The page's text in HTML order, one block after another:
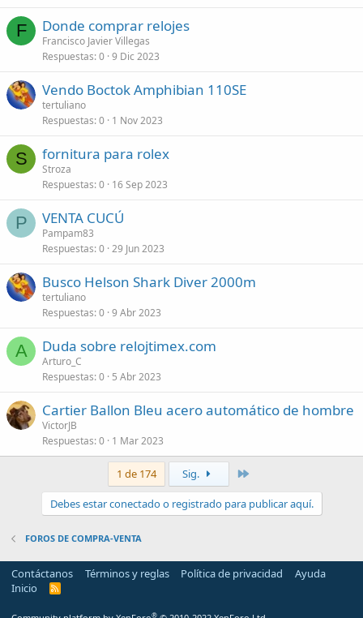
F Donde comprar relojes
Francisco Javier Villegas
Respuestas 0 9 Dic 2023
Vendo Boctok Amphibian 110SE
tertuliano
Respuestas 0 1 Nov 2023
S fornitura para rolex
Stroza
Respuestas 0 16 Sep 2023
P VENTA CUCÚ
Pampam83
Respuestas 0 29 Jun 2023
Busco Helson Shark Diver 2000m
tertuliano
Respuestas 0 9 Abr 2023
A Duda sobre relojtimex.com
Arturo_C
Respuestas 0 5 Abr 2023
Cartier Ballon Bleu acero automático de hombre
VictorJB
Respuestas 0 1 Mar 2023
1 de 174 Sig.
Debes estar conectado o registrado para publicar aquí.
FOROS DE COMPRA-VENTA
Contáctanos Términos y reglas Política de privacidad
Ayuda
Inicio
R
S
®